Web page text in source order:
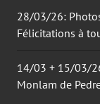
28/03/26:
Félicitations à
14/03 + 15/03/
Monlam de